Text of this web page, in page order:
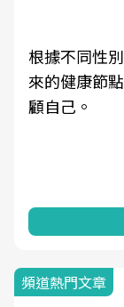
根據不同性
來的健康節
顧自己。
頻道熱門文章